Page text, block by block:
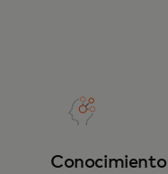
Conocimiento